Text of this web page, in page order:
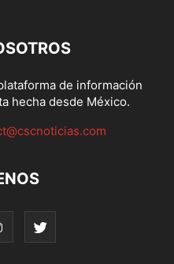
de información
hecha desde México.